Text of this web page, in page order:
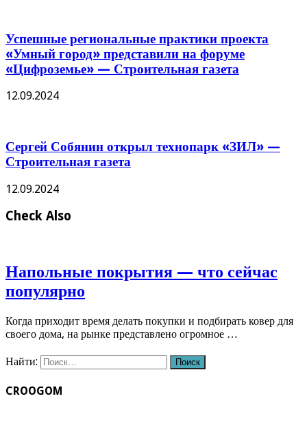
Успешные региональные практики проекта
«Умный город» представили на форуме
«Цифроземье» — Строительная газета
12.09.2024
Сергей Собянин открыл технопарк «ЗИЛ» —
Строительная газета
12.09.2024
Check Also
Напольные покрытия — что сейчас
популярно
Когда приходит время делать покупки и подбирать ковер для
своего дома, на рынке представлено огромное …
Найти:
CROOGOM